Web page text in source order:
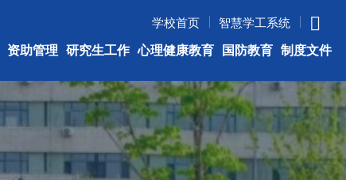
学校首页 智慧学工系统
资助管理 研究生工作 心理健康教育 国防教育 制度文件